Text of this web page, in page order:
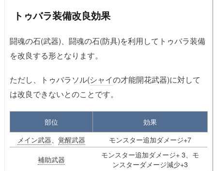
トゥバラ装備改良効果
闘魂の石(武器)、闘魂の石(防具)を利用してトゥバラ装備
を改良する形となります。
ただし、トゥバラソル(シャイの才能開花武器)に対して
は改良できないとのことです。
部位
効果
メイン武器、 覚醒武器 モンスター追加ダメージ+7
補助武器
モンスター追加ダメージ+ 3、モ
ンスターダメージ減少+3